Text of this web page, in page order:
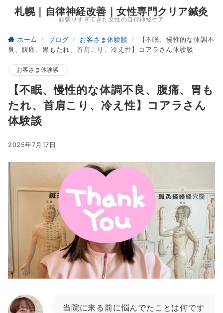
札幌｜自律神経改善｜女性専門クリア鍼灸
頑張りすぎてきた女性の自律神経ケア
ホーム ブログ お客さま体験談
【不眠、慢性的な体調不
良、腹痛、胃もたれ、首肩こり、冷え性】コアラさん体験談
お客さま体験談
【不眠、慢性的な体調不良、腹痛、胃も
たれ、首肩こり、冷え性】コアラさん
体験談
2025年7月17日
当院に来る前に悩んでたことは何です